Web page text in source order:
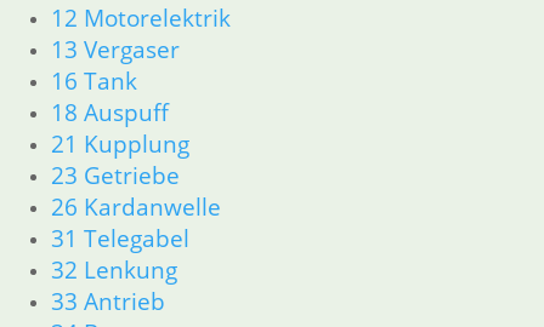
12 Motorelektrik
13 Vergaser
16 Tank
18 Auspuff
21 Kupplung
23 Getriebe
26 Kardanwelle
31 Telegabel
32 Lenkung
33 Antrieb
33 Antrieb
34 Bremsen
36 Räder
46 Rahmen & Verkleidung R26 R27
51 Spiegel & Schlösser
61 Fahrzeugelektrik
62 Instrumente
63 Scheinwerfer
R50 R69/S
11 Motor
Dichtungen